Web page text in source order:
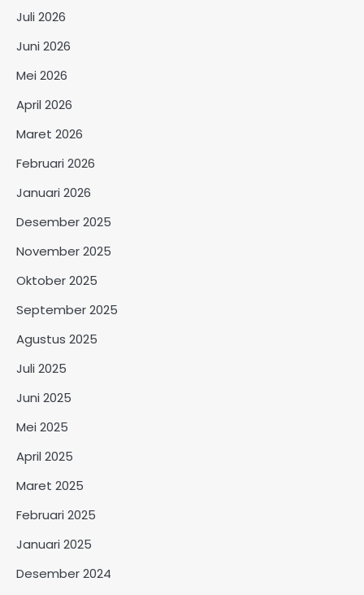
Juli 2026
Juni 2026
Mei 2026
April 2026
Maret 2026
Februari 2026
Januari 2026
Desember 2025
November 2025
Oktober 2025
September 2025
Agustus 2025
Juli 2025
Juni 2025
Mei 2025
April 2025
Maret 2025
Februari 2025
Januari 2025
Desember 2024